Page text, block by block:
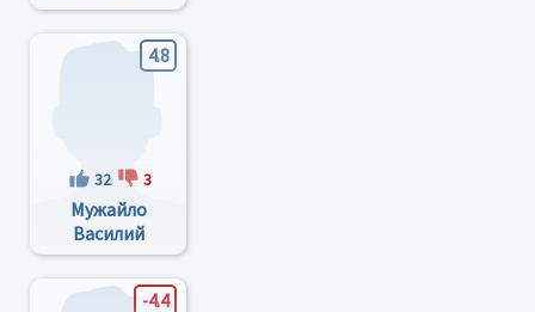
4.8
32 3
Мужайло
Василий
Дмитриевич
-4.4